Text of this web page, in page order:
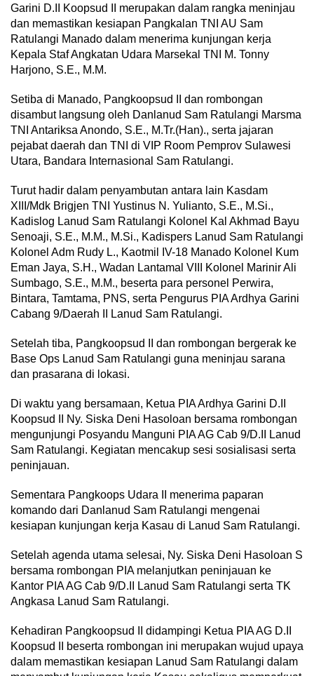
Garini D.II Koopsud II merupakan dalam rangka meninjau
dan memastikan kesiapan Pangkalan TNI AU Sam
Ratulangi Manado dalam menerima kunjungan kerja
Kepala Staf Angkatan Udara Marsekal TNI M. Tonny
Harjono, S.E., M.M.
Setiba di Manado, Pangkoopsud II dan rombongan
disambut langsung oleh Danlanud Sam Ratulangi Marsma
TNI Antariksa Anondo, S.E., M.Tr.(Han)., serta jajaran
pejabat daerah dan TNI di VIP Room Pemprov Sulawesi
Utara, Bandara Internasional Sam Ratulangi.
Turut hadir dalam penyambutan antara lain Kasdam
XIII/Mdk Brigjen TNI Yustinus N. Yulianto, S.E., M.Si.,
Kadislog Lanud Sam Ratulangi Kolonel Kal Akhmad Bayu
Senoaji, S.E., M.M., M.Si., Kadispers Lanud Sam Ratulangi
Kolonel Adm Rudy L., Kaotmil IV-18 Manado Kolonel Kum
Eman Jaya, S.H., Wadan Lantamal VIII Kolonel Marinir Ali
Sumbago, S.E., M.M., beserta para personel Perwira,
Bintara, Tamtama, PNS, serta Pengurus PIA Ardhya Garini
Cabang 9/Daerah II Lanud Sam Ratulangi.
Setelah tiba, Pangkoopsud II dan rombongan bergerak ke
Base Ops Lanud Sam Ratulangi guna meninjau sarana
dan prasarana di lokasi.
Di waktu yang bersamaan, Ketua PIA Ardhya Garini D.II
Koopsud II Ny. Siska Deni Hasoloan bersama rombongan
mengunjungi Posyandu Manguni PIA AG Cab 9/D.II Lanud
Sam Ratulangi. Kegiatan mencakup sesi sosialisasi serta
peninjauan.
Sementara Pangkoops Udara II menerima paparan
komando dari Danlanud Sam Ratulangi mengenai
kesiapan kunjungan kerja Kasau di Lanud Sam Ratulangi.
Setelah agenda utama selesai, Ny. Siska Deni Hasoloan S
bersama rombongan PIA melanjutkan peninjauan ke
Kantor PIA AG Cab 9/D.II Lanud Sam Ratulangi serta TK
Angkasa Lanud Sam Ratulangi.
Kehadiran Pangkoopsud II didampingi Ketua PIA AG D.II
Koopsud II beserta rombongan ini merupakan wujud upaya
dalam memastikan kesiapan Lanud Sam Ratulangi dalam